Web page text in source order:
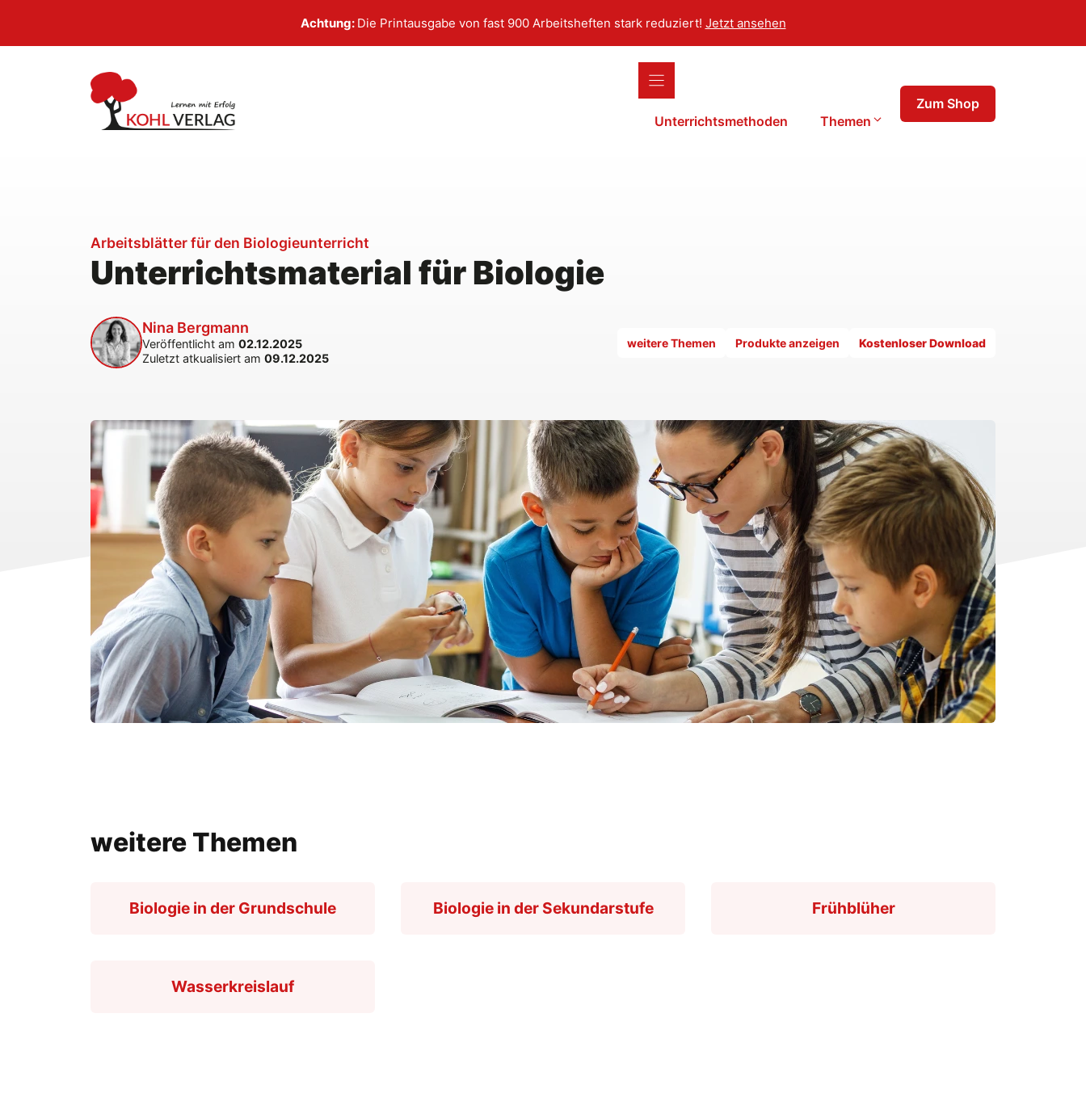
springen
Achtung: Die Printausgabe von fast 900 Arbeitsheften stark reduziert! Jetzt ansehen
Unterrichtsmethoden Themen
Zum Shop
Arbeitsblätter für den Biologieunterricht
Unterrichtsmaterial für Biologie
Nina Bergmann
Veröffentlicht am 02.12.2025
Zuletzt atkualisiert am 09.12.2025
weitere Themen Produkte anzeigen Kostenloser Download
weitere Themen
Biologie in der Grundschule Biologie in der Sekundarstufe Frühblüher
Wasserkreislauf